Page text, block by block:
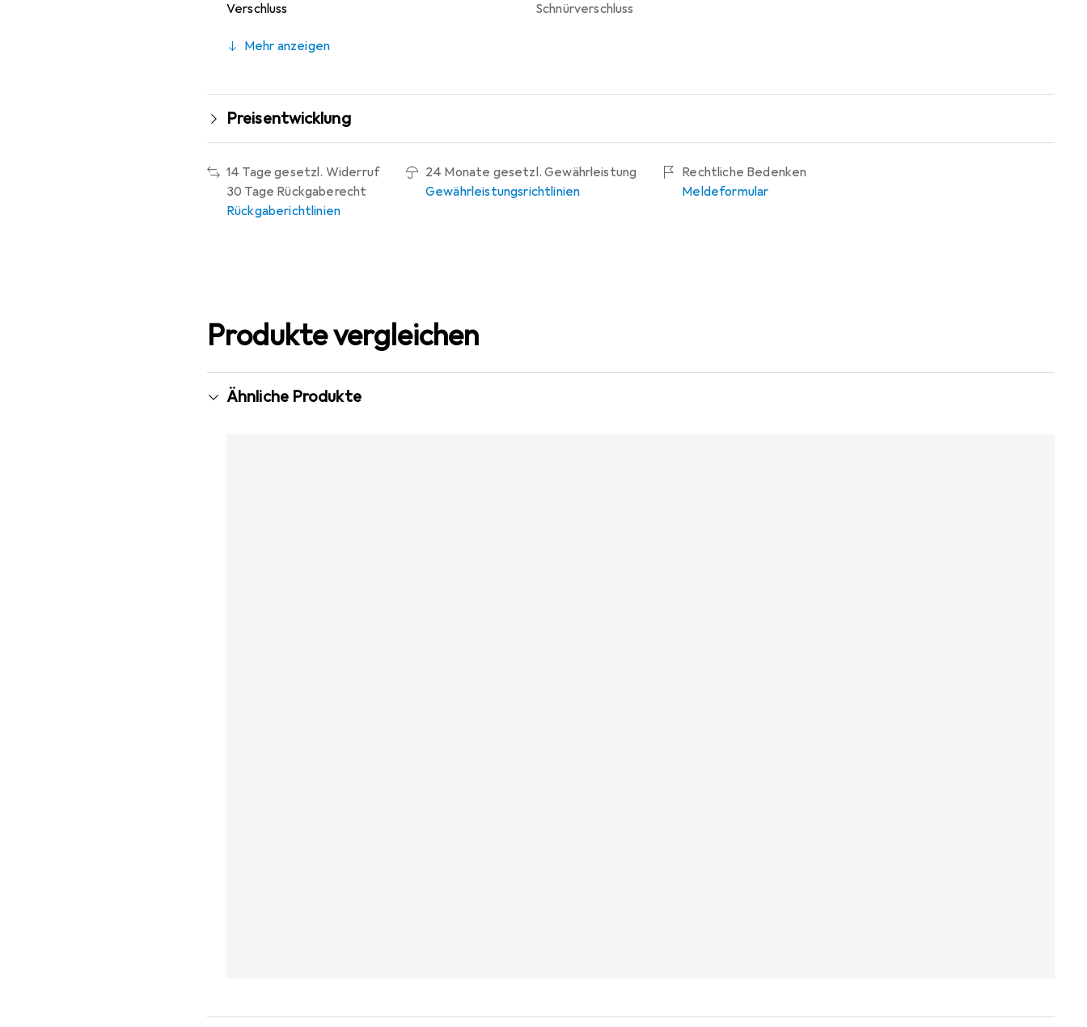
Verschluss Schnürverschluss
Mehr anzeigen
Preisentwicklung
14 Tage gesetzl. Widerruf
30 Tage Rückgaberecht
Rückgaberichtlinien
24 Monate gesetzl. Gewährleistung
Gewährleistungsrichtlinien
Rechtliche Bedenken
Meldeformular
Produkte vergleichen
Ähnliche Produkte